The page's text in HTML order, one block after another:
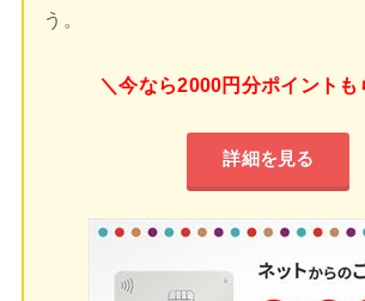
う。
＼今なら2000円分ポイントも
詳細を見る